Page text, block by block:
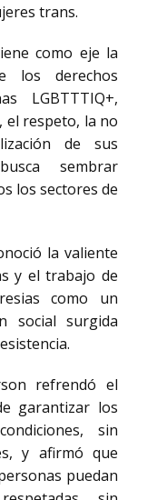
trans.
como eje la
los derechos
LGBTTTIQ+,
el respeto, la no
de sus
sembrar
los sectores de
la valiente
y el trabajo de
como un
social surgida
refrendó el
garantizar los
sin
y afirmó que
puedan